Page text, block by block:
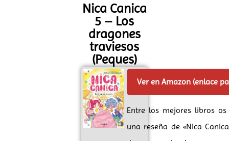
Nica Canica
5 – Los
dragones
traviesos
(Peques)
Ver en Amazon (enlace
Entre los mejores libros
una reseña de «Nica